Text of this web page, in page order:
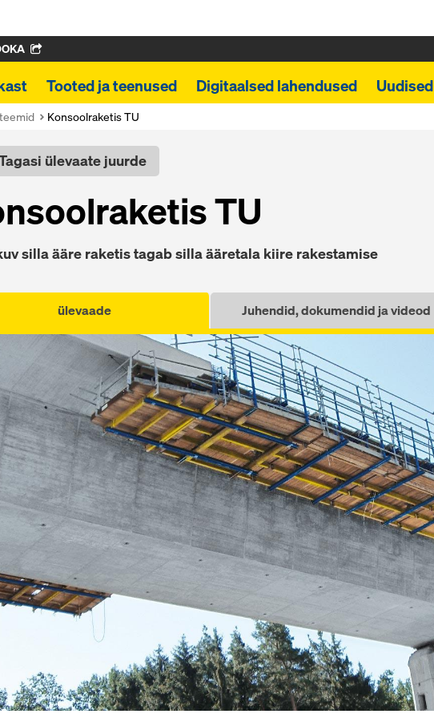
Tooted ja teenused Digitaalsed lahendused Uudised
Konsoolraketis TU
ülevaate juurde
TU
silla ääre raketis tagab silla ääretala kiire rakestamise
ülevaade Juhendid, dokumendid ja videod